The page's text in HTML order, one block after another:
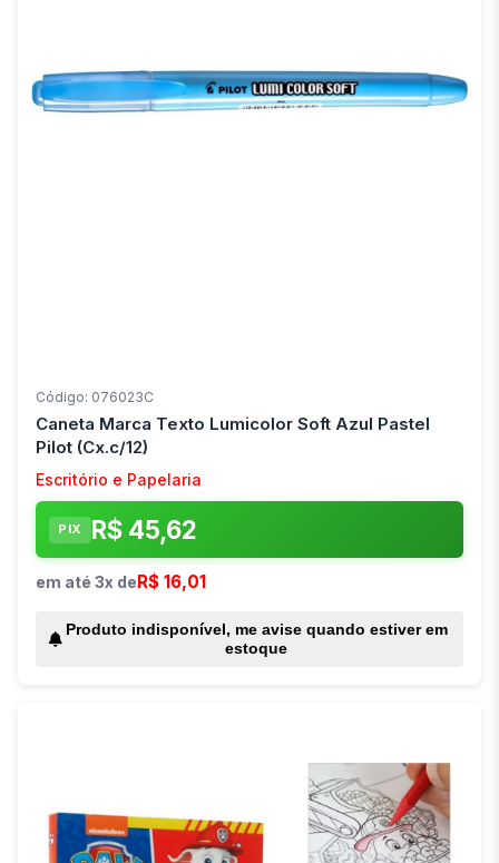
Código: 076023C
Caneta Marca Texto Lumicolor Soft Azul Pastel
Pilot (Cx.c/12)
Escritório e Papelaria
PIX R$ 45,62
em até 3x de R$ 16,01
Produto indisponível, me avise quando estiver em
estoque